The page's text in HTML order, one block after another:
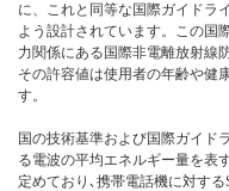
に、これと同等な国際ガイドラ
よう設計されています。この国
力関係にある国際非電離放射線
その許容値は使用者の年齢や健
す。
国の技術基準および国際ガイド
る電波の平均エネルギー量を表
定めており､携帯電話機に対す